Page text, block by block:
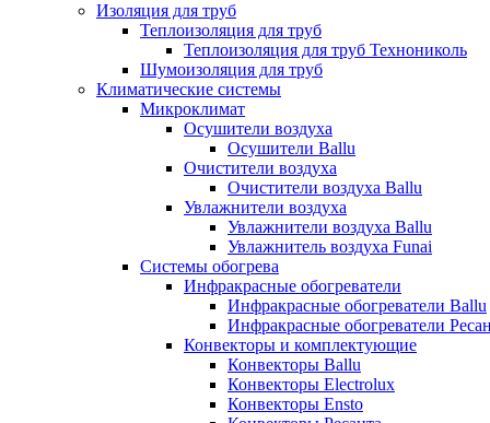
Изоляция для труб
Теплоизоляция для труб
Теплоизоляция для труб Технониколь
Шумоизоляция для труб
Климатические системы
Микроклимат
Осушители воздуха
Осушители Ballu
Очистители воздуха
Очистители воздуха Ballu
Увлажнители воздуха
Увлажнители воздуха Ballu
Увлажнитель воздуха Funai
Системы обогрева
Инфракрасные обогреватели
Инфракрасные обогреватели Ballu
Инфракрасные обогреватели
Конвекторы и комплектующие
Конвекторы Ballu
Конвекторы Electrolux
Конвекторы Ensto